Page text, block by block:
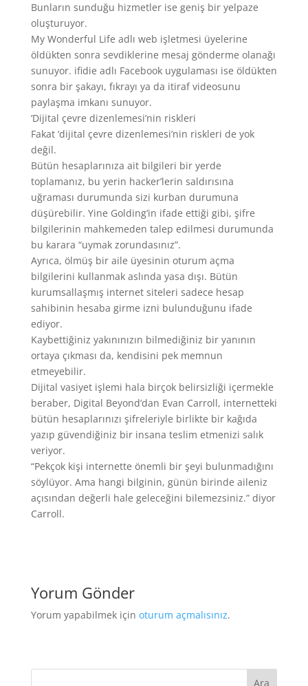
Bunların sunduğu hizmetler ise geniş bir yelpaze
oluşturuyor.
My Wonderful Life adlı web işletmesi üyelerine
öldükten sonra sevdiklerine mesaj gönderme olanağı
sunuyor. ifidie adlı Facebook uygulaması ise öldükten
sonra bir şakayı, fıkrayı ya da itiraf videosunu
paylaşma imkanı sunuyor.
‘Dijital çevre dizenlemesi’nin riskleri
Fakat ‘dijital çevre dizenlemesi’nin riskleri de yok
değil.
Bütün hesaplarınıza ait bilgileri bir yerde
toplamanız, bu yerin hacker’lerin saldırısına
uğraması durumunda sizi kurban durumuna
düşürebilir. Yine Golding’in ifade ettiği gibi, şifre
bilgilerinin mahkemeden talep edilmesi durumunda
bu karara “uymak zorundasınız”.
Ayrıca, ölmüş bir aile üyesinin oturum açma
bilgilerini kullanmak aslında yasa dışı. Bütün
kurumsallaşmış internet siteleri sadece hesap
sahibinin hesaba girme izni bulunduğunu ifade
ediyor.
Kaybettiğiniz yakınınızın bilmediğiniz bir yanının
ortaya çıkması da, kendisini pek memnun
etmeyebilir.
Dijital vasiyet işlemi hala birçok belirsizliği içermekle
beraber, Digital Beyond’dan Evan Carroll, internetteki
bütün hesaplarınızı şifreleriyle birlikte bir kağıda
yazıp güvendiğiniz bir insana teslim etmenizi salık
veriyor.
“Pekçok kişi internette önemli bir şeyi bulunmadığını
söylüyor. Ama hangi bilginin, günün birinde aileniz
açısından değerli hale geleceğini bilemezsiniz.” diyor
Carroll.
Yorum Gönder
Yorum yapabilmek için oturum açmalısınız.